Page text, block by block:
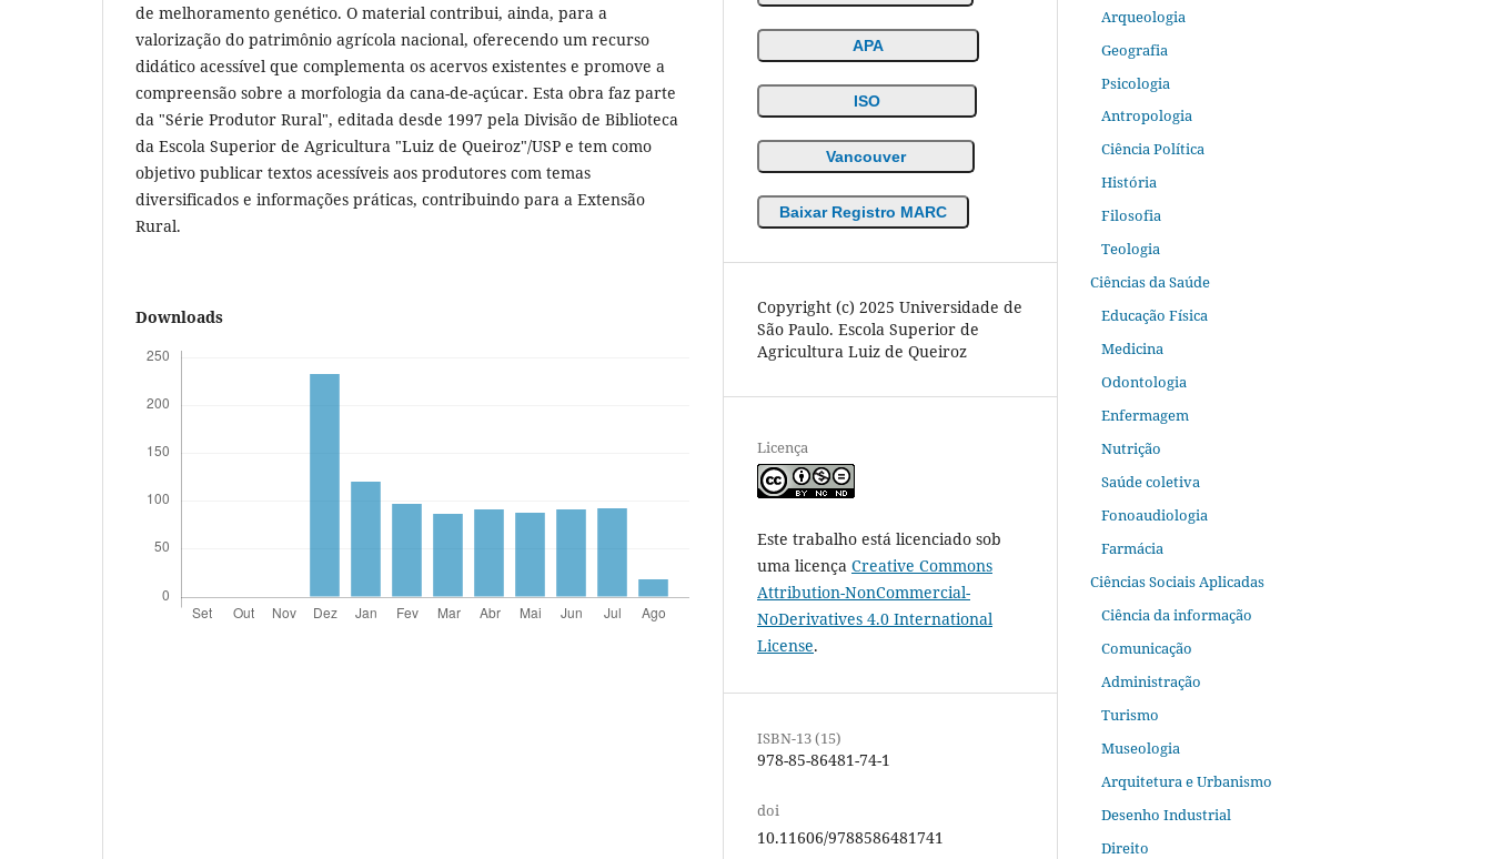
de melhoramento genético. O material contribui, ainda, para a
valorização do patrimônio agrícola nacional, oferecendo um recurso
didático acessível que complementa os acervos existentes e promove a
compreensão sobre a morfologia da cana-de-açúcar. Esta obra faz parte
da "Série Produtor Rural", editada desde 1997 pela Divisão de Biblioteca
da Escola Superior de Agricultura "Luiz de Queiroz"/USP e tem como
objetivo publicar textos acessíveis aos produtores com temas
diversificados e informações práticas, contribuindo para a Extensão
Rural.
Downloads
APA
ISO
Vancouver
Baixar Registro MARC
Copyright (c) 2025 Universidade de
São Paulo. Escola Superior de
Agricultura Luiz de Queiroz
Licença
Este trabalho está licenciado sob
uma licença Creative Commons
Attribution-NonCommercial-
NoDerivatives 4.0 International
License.
ISBN-13 (15)
978-85-86481-74-1
doi
10.11606/9788586481741
Arqueologia
Geografia
Psicologia
Antropologia
Ciência Política
História
Filosofia
Teologia
Ciências da Saúde
Educação Física
Medicina
Odontologia
Enfermagem
Nutrição
Saúde coletiva
Fonoaudiologia
Farmácia
Ciências Sociais Aplicadas
Ciência da informação
Comunicação
Administração
Turismo
Museologia
Arquitetura e Urbanismo
Desenho Industrial
Direito